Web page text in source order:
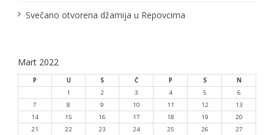
Svečano otvorena džamija u Repovcima
Mart 2022
P U S Č P S
N
1
2 3 4 5
6
7
8 9 10 11 12
13
14
15 16 17 18 19
20
21
22 23 24 25 26
27